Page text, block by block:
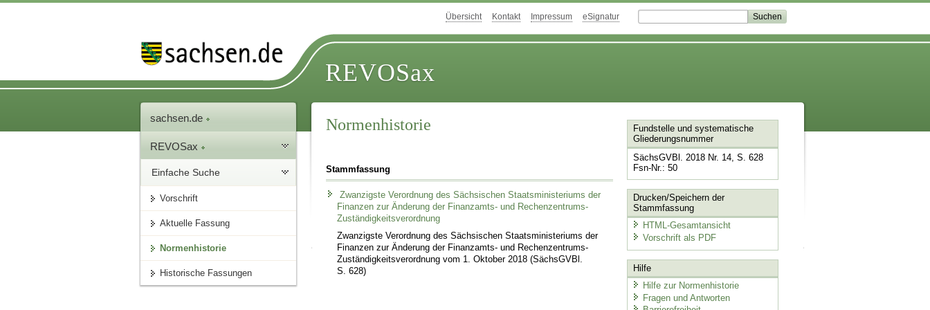
Übersicht Kontakt Impressum eSignatur
REVOSax
sachsen.de
REVOSax
Einfache Suche
Vorschrift
Aktuelle Fassung
Normenhistorie
Historische Fassungen
Normenhistorie
Stammfassung
Zwanzigste Verordnung des Sächsischen Staatsministeriums der
Finanzen zur Änderung der Finanzamts- und Rechenzentrums-
Zuständigkeitsverordnung
Zwanzigste Verordnung des Sächsischen Staatsministeriums der
Finanzen zur Änderung der Finanzamts- und Rechenzentrums-
Zuständigkeitsverordnung vom 1. Oktober 2018 (SächsGVBl.
S. 628)
Fundstelle und systematische
Gliederungsnummer
SächsGVBl. 2018 Nr. 14, S. 628
Fsn-Nr.: 50
Drucken/Speichern der
Stammfassung
HTML-Gesamtansicht
Vorschrift als PDF
Hilfe
Hilfe zur Normenhistorie
Fragen und Antworten